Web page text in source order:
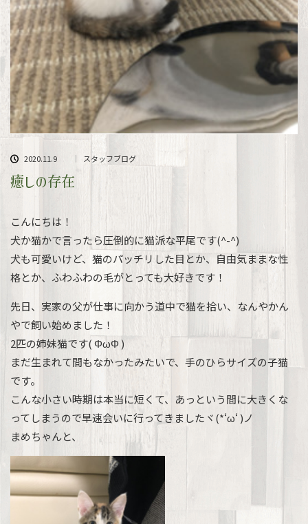
2020.11.9 スタッフブログ
癒しの存在
こんにちは！
犬か猫かで言ったら圧倒的に猫派な平尾です(^-^)
犬も可愛いけど、猫のパッチリした目とか、自由気ままな性
格とか、ふわふわの毛がとっても大好きです！
先日、実家の父が仕事に向かう道中で猫を拾い、なんやかん
やで飼い始めました！
2匹の姉妹猫です( ΦωΦ )
まだ生まれて間もなかったみたいで、手のひらサイズの子猫
です。
こんな小さい時期は本当に短くて、あっという間に大きくな
ってしまうので早速会いに行ってきましたヾ(*‘ω‘ )ノ
まめちゃんと、